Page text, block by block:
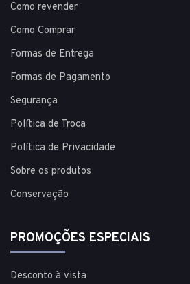
Como revender
Como Comprar
Formas de Entrega
Formas de Pagamento
Segurança
Política de Troca
Política de Privacidade
Sobre os produtos
Conservação
PROMOÇÕES ESPECIAIS
Desconto à vista